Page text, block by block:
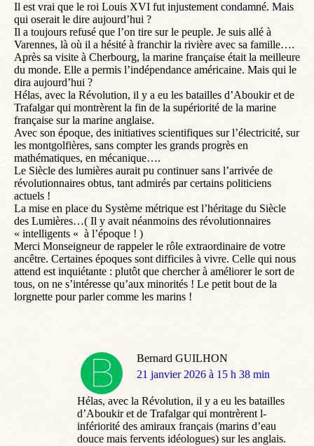
Il est vrai que le roi Louis XVI fut injustement condamné. Mais
qui oserait le dire aujourd’hui ?
Il a toujours refusé que l’on tire sur le peuple. Je suis allé à
Varennes, là où il a hésité à franchir la rivière avec sa famille….
Après sa visite à Cherbourg, la marine française était la meilleure
du monde. Elle a permis l’indépendance américaine. Mais qui le
dira aujourd’hui ?
Hélas, avec la Révolution, il y a eu les batailles d’Aboukir et de
Trafalgar qui montrèrent la fin de la supériorité de la marine
française sur la marine anglaise.
Avec son époque, des initiatives scientifiques sur l’électricité, sur
les montgolfières, sans compter les grands progrès en
mathématiques, en mécanique….
Le Siècle des lumières aurait pu continuer sans l’arrivée de
révolutionnaires obtus, tant admirés par certains politiciens
actuels !
La mise en place du Système métrique est l’héritage du Siècle
des Lumières…( Il y avait néanmoins des révolutionnaires
« intelligents « à l’époque ! )
Merci Monseigneur de rappeler le rôle extraordinaire de votre
ancêtre. Certaines époques sont difficiles à vivre. Celle qui nous
attend est inquiétante : plutôt que chercher à améliorer le sort de
tous, on ne s’intéresse qu’aux minorités ! Le petit bout de la
lorgnette pour parler comme les marins !
Bernard GUILHON
dit
21 janvier 2026 à 15 h 38 min
Hélas, avec la Révolution, il y a eu les batailles
d’Aboukir et de Trafalgar qui montrèrent l-
infériorité des amiraux français (marins d’eau
douce mais fervents idéologues) sur les anglais.